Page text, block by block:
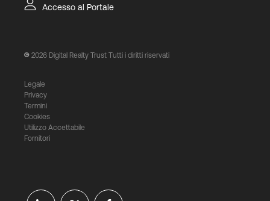
Accesso al Portale
2026 Digital Realty Trust Tutti i diritti riservati
Legale
Privacy
Termini
Cookies
Utilizzo Accettabile
Fornitori